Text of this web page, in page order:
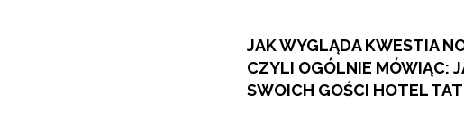
JAK WYGLĄDA KWESTIA
CZYLI OGÓLNIE MÓWIĄC:
SWOICH GOŚCI HOTEL